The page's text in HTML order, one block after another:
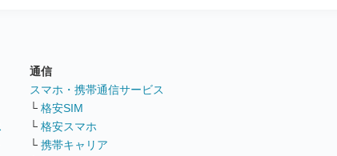
通信
スマホ・携帯通信サービス
└ 格安SIM
└ 格安スマホ
└ 携帯キャリア